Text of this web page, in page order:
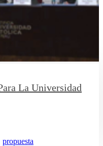
La Universidad
propuesta